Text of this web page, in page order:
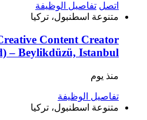
اتصل تفاصيل الوظيفة
متنوعة اسطنبول، تركيا
Content Creator
– Beylikdüzü, Istanbul
منذ يوم
تفاصيل الوظيفة
متنوعة اسطنبول، تركيا